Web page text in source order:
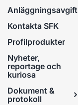
Anläggningsavgift
Kontakta SFK
Profilprodukter
Nyheter,
reportage och
kuriosa
Dokument &
protokoll